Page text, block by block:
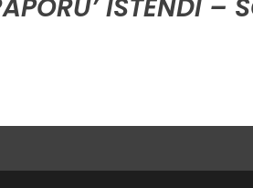
ISTENDI –